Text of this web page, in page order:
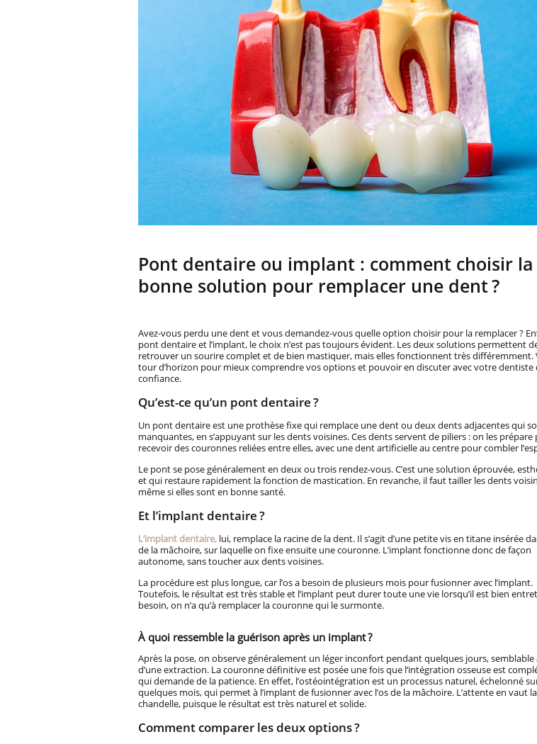
Pont dentaire ou implant : comment choisir la
bonne solution pour remplacer une dent ?
Avez-vous perdu une dent et vous demandez-vous quelle option choisir pour la remplacer ?
pont dentaire et l’implant, le choix n’est pas toujours évident. Les deux solutions permettent
retrouver un sourire complet et de bien mastiquer, mais elles fonctionnent très différemment.
tour d’horizon pour mieux comprendre vos options et pouvoir en discuter avec votre dentiste
confiance.
Qu’est-ce qu’un pont dentaire ?
Un pont dentaire est une prothèse fixe qui remplace une dent ou deux dents adjacentes qui
manquantes, en s’appuyant sur les dents voisines. Ces dents servent de piliers : on les prépare
recevoir des couronnes reliées entre elles, avec une dent artificielle au centre pour combler
Le pont se pose généralement en deux ou trois rendez-vous. C’est une solution éprouvée,
et qui restaure rapidement la fonction de mastication. En revanche, il faut tailler les dents
même si elles sont en bonne santé.
Et l’implant dentaire ?
L’implant dentaire,lui, remplace la racine de la dent. Il s’agit d’une petite vis en titane insérée
de la mâchoire, sur laquelle on fixe ensuite une couronne. L’implant fonctionne donc de façon
autonome, sans toucher aux dents voisines.
La procédure est plus longue, car l’os a besoin de plusieurs mois pour fusionner avec l’implant.
Toutefois, le résultat est très stable et l’implant peut durer toute une vie lorsqu’il est bien
besoin, on n’a qu’à remplacer la couronne qui le surmonte.
À quoi ressemble la guérison après un implant ?
Après la pose, on observe généralement un léger inconfort pendant quelques jours, semblable
d’une extraction. La couronne définitive est posée une fois que l’intégration osseuse est
qui demande de la patience. En effet, l’ostéointégration est un processus naturel, échelonné
quelques mois, qui permet à l’implant de fusionner avec l’os de la mâchoire. L’attente en vaut la
chandelle, puisque le résultat est très naturel et solide.
Comment comparer les deux options ?